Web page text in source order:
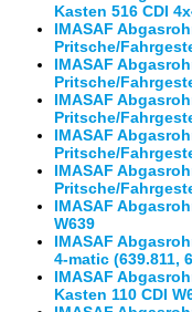
Kasten 516 CDI
IMASAF
Pritsche/
IMASAF
Pritsche/
IMASAF
Pritsche/
IMASAF
Pritsche/
IMASAF
Pritsche/
IMASAF
W639
IMASAF
4-matic (639.811,
IMASAF
Kasten 110 CDI